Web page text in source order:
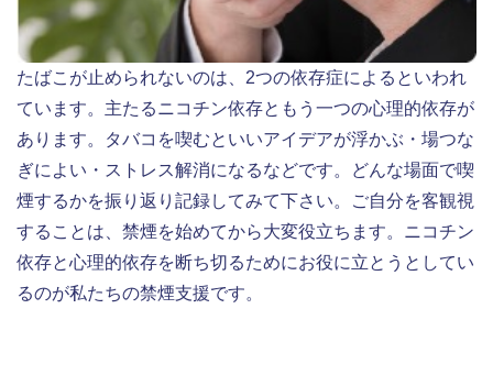
たばこが止められないのは、2つの依存症によるといわれ
ています。主たるニコチン依存ともう一つの心理的依存が
あります。タバコを喫むといいアイデアが浮かぶ・場つな
ぎによい・ストレス解消になるなどです。どんな場面で喫
煙するかを振り返り記録してみて下さい。ご自分を客観視
することは、禁煙を始めてから大変役立ちます。ニコチン
依存と心理的依存を断ち切るためにお役に立とうとしてい
るのが私たちの禁煙支援です。